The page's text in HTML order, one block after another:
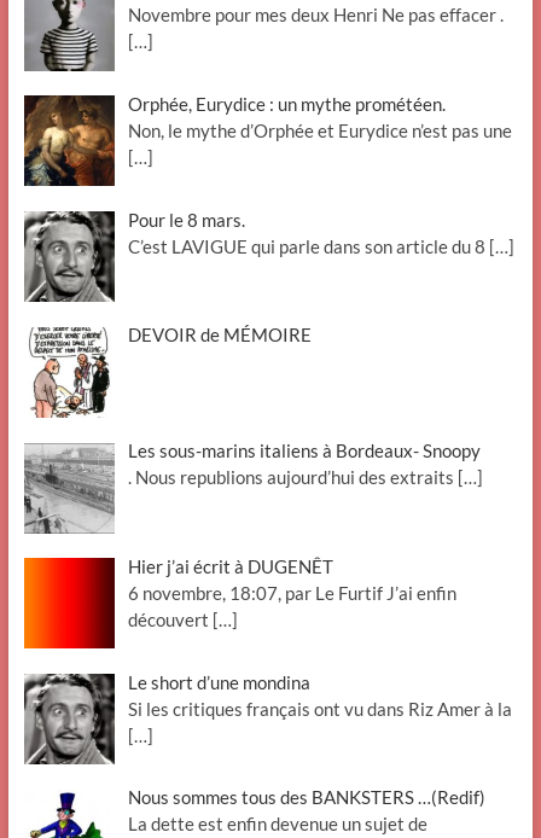
Novembre pour mes deux Henri Ne pas effacer .
[…]
Orphée, Eurydice : un mythe prométéen.
Non, le mythe d’Orphée et Eurydice n’est pas une
[…]
Pour le 8 mars.
C’est LAVIGUE qui parle dans son article du 8 […]
DEVOIR de MÉMOIRE
Les sous-marins italiens à Bordeaux- Snoopy
. Nous republions aujourd’hui des extraits […]
Hier j’ai écrit à DUGENÊT
6 novembre, 18:07, par Le Furtif J’ai enfin
découvert […]
Le short d’une mondina
Si les critiques français ont vu dans Riz Amer à la
[…]
Nous sommes tous des BANKSTERS …(Redif)
La dette est enfin devenue un sujet de